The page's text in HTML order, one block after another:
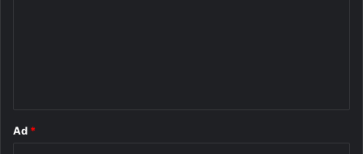
Ad *